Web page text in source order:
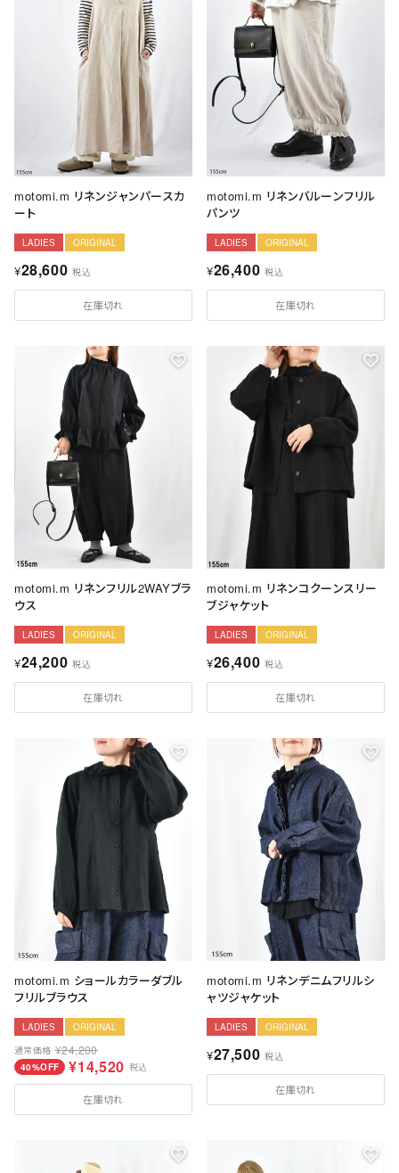
motomi.m リネンジャンパースカ
ート
LADIES ORIGINAL
¥28,600 税込
在庫切れ
motomi.m リネンバルーンフリル
パンツ
LADIES ORIGINAL
¥26,400 税込
在庫切れ
motomi.m リネンフリル2WAYブラ
ウス
LADIES ORIGINAL
¥24,200 税込
在庫切れ
motomi.m リネンコクーンスリー
ブジャケット
LADIES ORIGINAL
¥26,400 税込
在庫切れ
motomi.m ショールカラーダブル
フリルブラウス
LADIES
ORIGINAL
通常価格 ¥24,200
40%OFF ¥14,520 税込
在庫切れ
motomi.m リネンデニムフリルシ
ャツジャケット
LADIES ORIGINAL
¥27,500 税込
在庫切れ